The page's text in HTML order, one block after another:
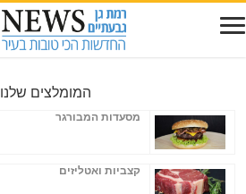
המומלצים שלנו
מסעדות המבורגר
קצביות ואטליזים